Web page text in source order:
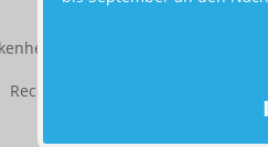
und Umgebung befindet
Rechtsberatung nur nach